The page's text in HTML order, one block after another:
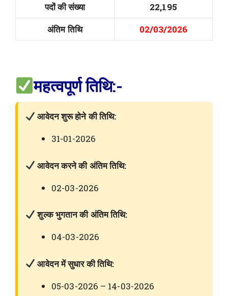
पदों की संख्या
22,195
अंतिम तिथि
02/03/2026
महत्वपूर्ण तिथि:-
आवेदन शुरू होने की तिथि:
31-01-2026
आवेदन करने की अंतिम तिथि:
02-03-2026
शुल्क भुगतान की अंतिम तिथि:
04-03-2026
आवेदन में सुधार की तिथि:
05-03-2026 – 14-03-2026